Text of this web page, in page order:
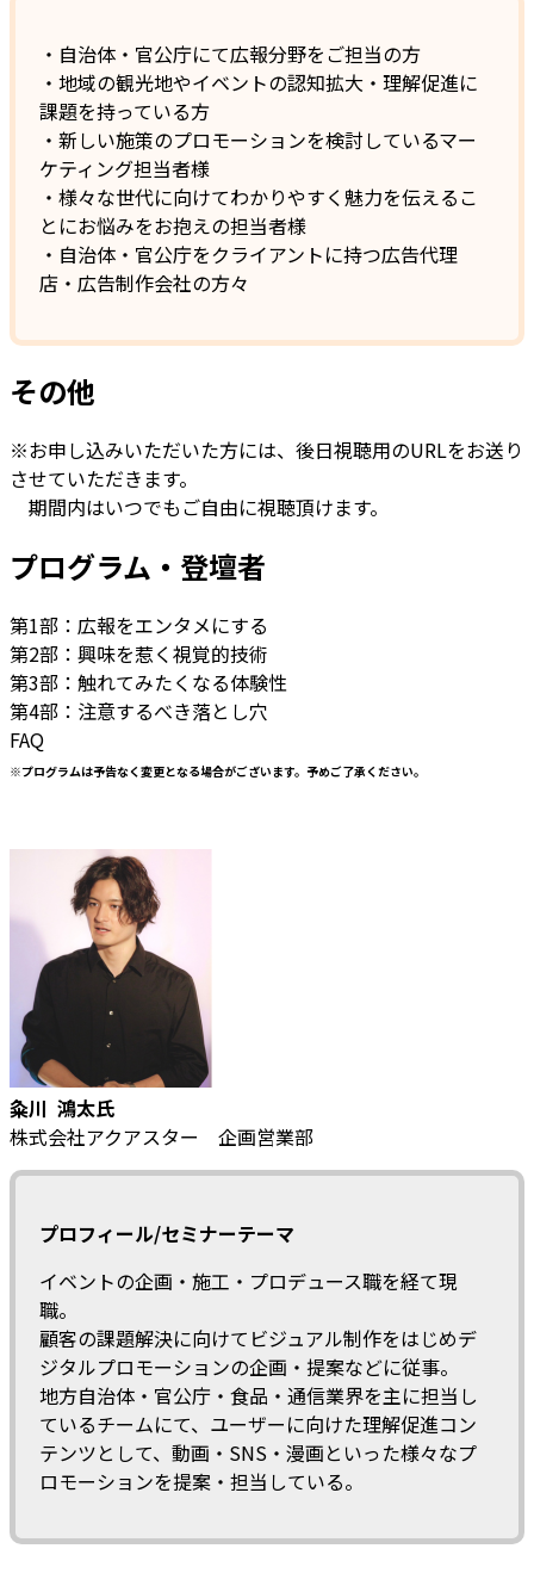
・自治体・官公庁にて広報分野をご担当の方
・地域の観光地やイベントの認知拡大・理解促進に
課題を持っている方
・新しい施策のプロモーションを検討しているマー
ケティング担当者様
・様々な世代に向けてわかりやすく魅力を伝えるこ
とにお悩みをお抱えの担当者様
・自治体・官公庁をクライアントに持つ広告代理
店・広告制作会社の方々
その他
※お申し込みいただいた方には、後日視聴用のURLをお送り
させていただきます。
期間内はいつでもご自由に視聴頂けます。
プログラム・登壇者
第1部：広報をエンタメにする
第2部：興味を惹く視覚的技術
第3部：触れてみたくなる体験性
第4部：注意するべき落とし穴
FAQ
※プログラムは予告なく変更となる場合がございます。予めご了承ください。
粂川 鴻太氏
株式会社アクアスター 企画営業部
プロフィール/セミナーテーマ
イベントの企画・施工・プロデュース職を経て現
職。
顧客の課題解決に向けてビジュアル制作をはじめデ
ジタルプロモーションの企画・提案などに従事。
地方自治体・官公庁・食品・通信業界を主に担当し
ているチームにて、ユーザーに向けた理解促進コン
テンツとして、動画・SNS・漫画といった様々なプ
ロモーションを提案・担当している。